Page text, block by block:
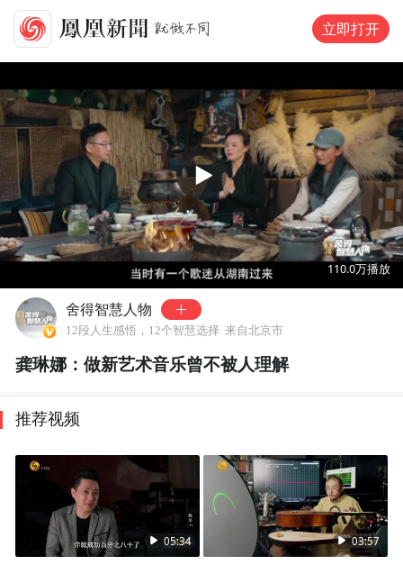
立即打开
01:01
110.0万播放
舍得智慧人物
12段人生感悟，12个智慧选择 来自北京市
龚琳娜：做新艺术音乐曾不被人理解
推荐视频
05:34 03:57